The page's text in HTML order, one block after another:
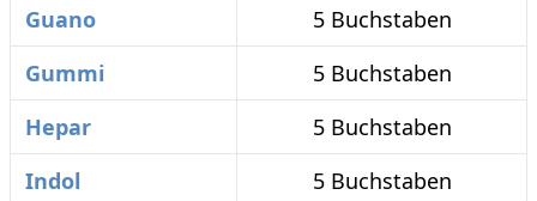
Guano
5 Buchstaben
Gummi
5 Buchstaben
Hepar
5 Buchstaben
Indol
5 Buchstaben